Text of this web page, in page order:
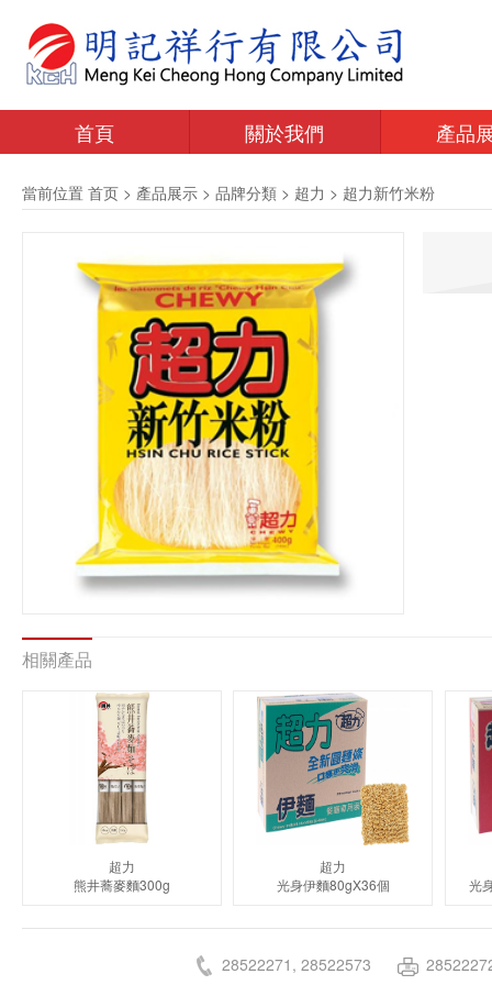
首頁 關於我們 產品
當前位置 首页 > 產品展示 > 品牌分類 > 超力 > 超力新竹米粉
相關產品
超力
熊井蕎麥麵300g
超力
光身伊麵80gX36個
光
28522271, 28522573